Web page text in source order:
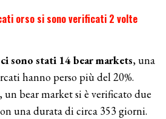
orso si sono verificati 2 volte
sono stati 14 bear markets, una
hanno perso più del 20%.
bear market si è verificato due
una durata di circa 353 giorni.